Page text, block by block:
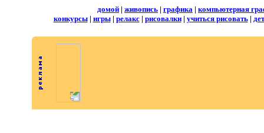
домой | живопись | графика | компьютерная
конкурсы| игры| релакс| рисовалки| учиться рисовать|